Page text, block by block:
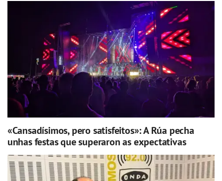
«Cansadísimos, pero satisfeitos»: A Rúa pecha
unhas festas que superaron as expectativas